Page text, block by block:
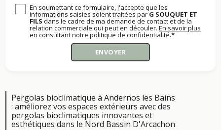
En soumettant ce formulaire, j'accepte que les
informations saisies soient traitées parG SOUQUET ET
FILS dans le cadre de ma demande de contact et de la
relation commerciale qui peut en découler.En savoir plus
en consultant notre politique de confidentialité.*
Pergolas bioclimatique à Andernos les Bains
: améliorez vos espaces extérieurs avec des
pergolas bioclimatiques innovantes et
esthétiques dans le Nord Bassin D'Arcachon